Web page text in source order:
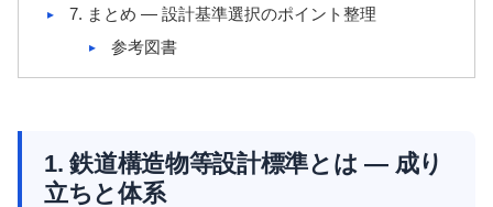
7. まとめ ― 設計基準選択のポイント整理
参考図書
1. 鉄道構造物等設計標準とは ― 成り
立ちと体系